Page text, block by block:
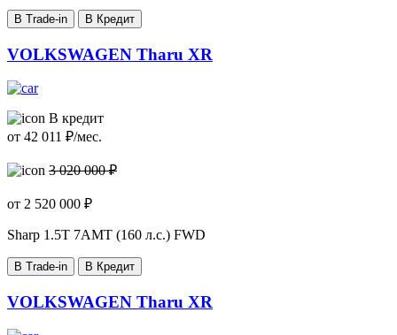
В Trade-in В Кредит
VOLKSWAGEN Tharu XR
В кредит
от 42 011 ₽/мес.
3 020 000 ₽
от 2 520 000 ₽
Sharp 1.5T 7AMT (160 л.с.) FWD
В Trade-in В Кредит
VOLKSWAGEN Tharu XR